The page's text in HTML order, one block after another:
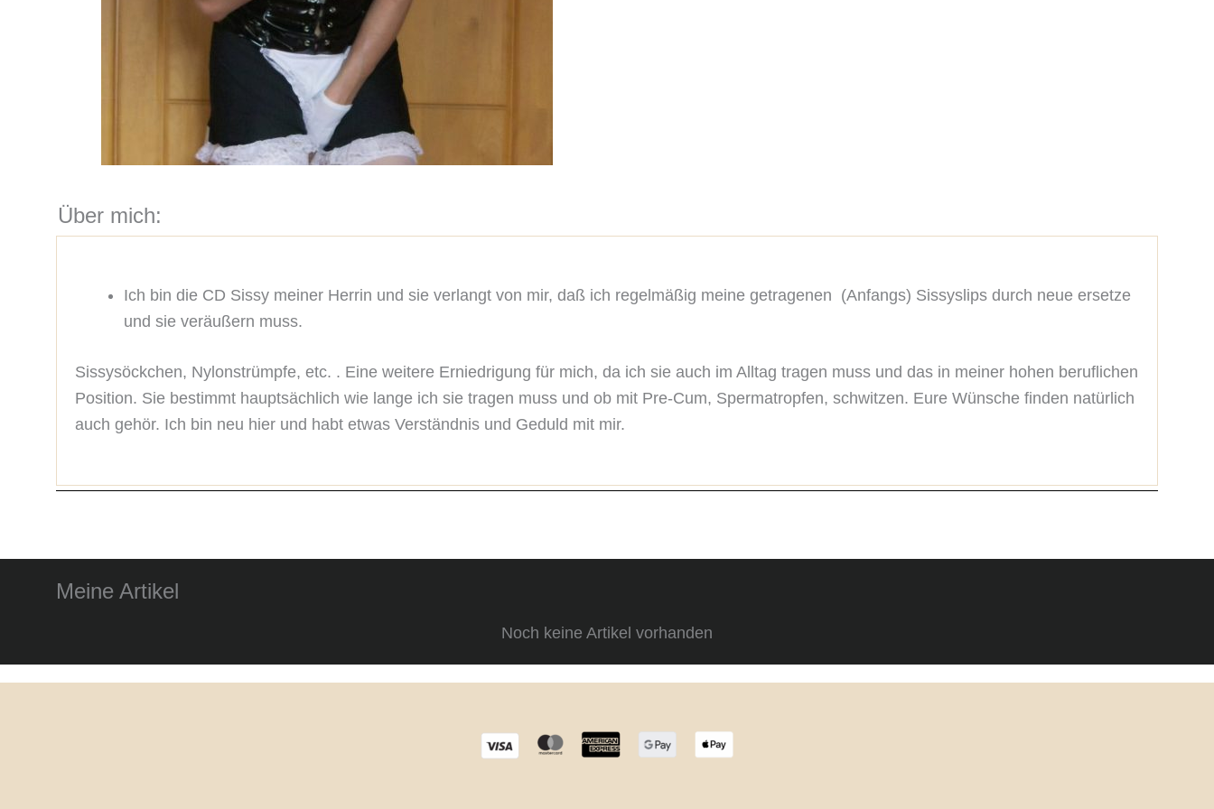
Über mich:
Ich bin die CD Sissy meiner Herrin und sie verlangt von mir, daß ich regelmäßig meine getragenen (Anfangs) Sissyslips durch neue ersetze
und sie veräußern muss.
Sissysöckchen, Nylonstrümpfe, etc. . Eine weitere Erniedrigung für mich, da ich sie auch im Alltag tragen muss und das in meiner hohen beruflichen
Position. Sie bestimmt hauptsächlich wie lange ich sie tragen muss und ob mit Pre-Cum, Spermatropfen, schwitzen. Eure Wünsche finden natürlich
auch gehör. Ich bin neu hier und habt etwas Verständnis und Geduld mit mir.
Meine Artikel
Noch keine Artikel vorhanden